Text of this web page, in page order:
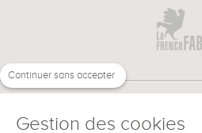
Continuer sans accepter
Gestion des cookies